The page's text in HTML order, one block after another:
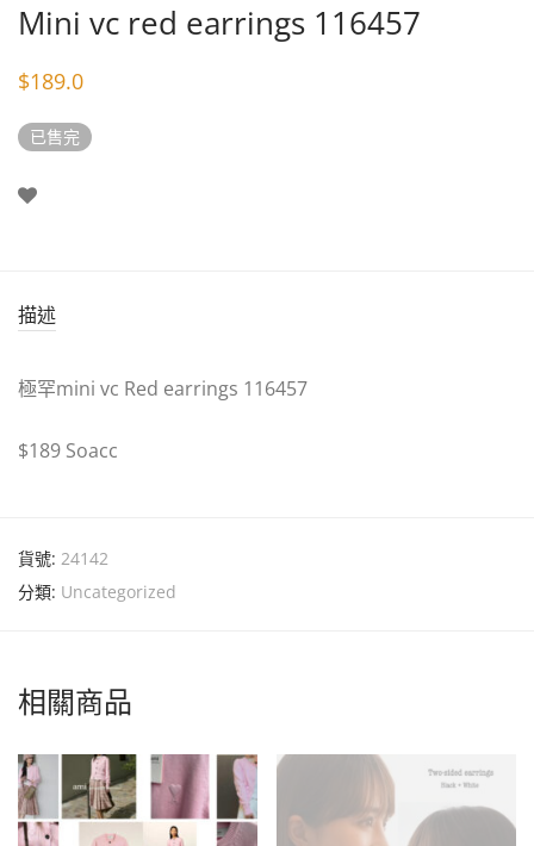
Mini vc red earrings 116457
$189.0
已售完
描述
極罕mini vc Red earrings 116457
$189 Soacc
貨號: 24142
分類: Uncategorized
相關商品